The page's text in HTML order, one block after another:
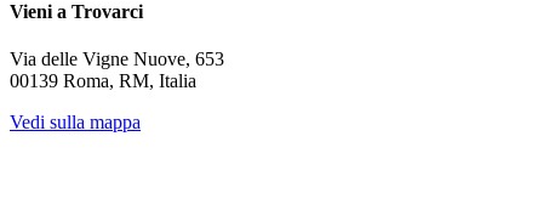
Vieni a Trovarci
Via delle Vigne Nuove, 653
00139 Roma, RM, Italia
Vedi sulla mappa